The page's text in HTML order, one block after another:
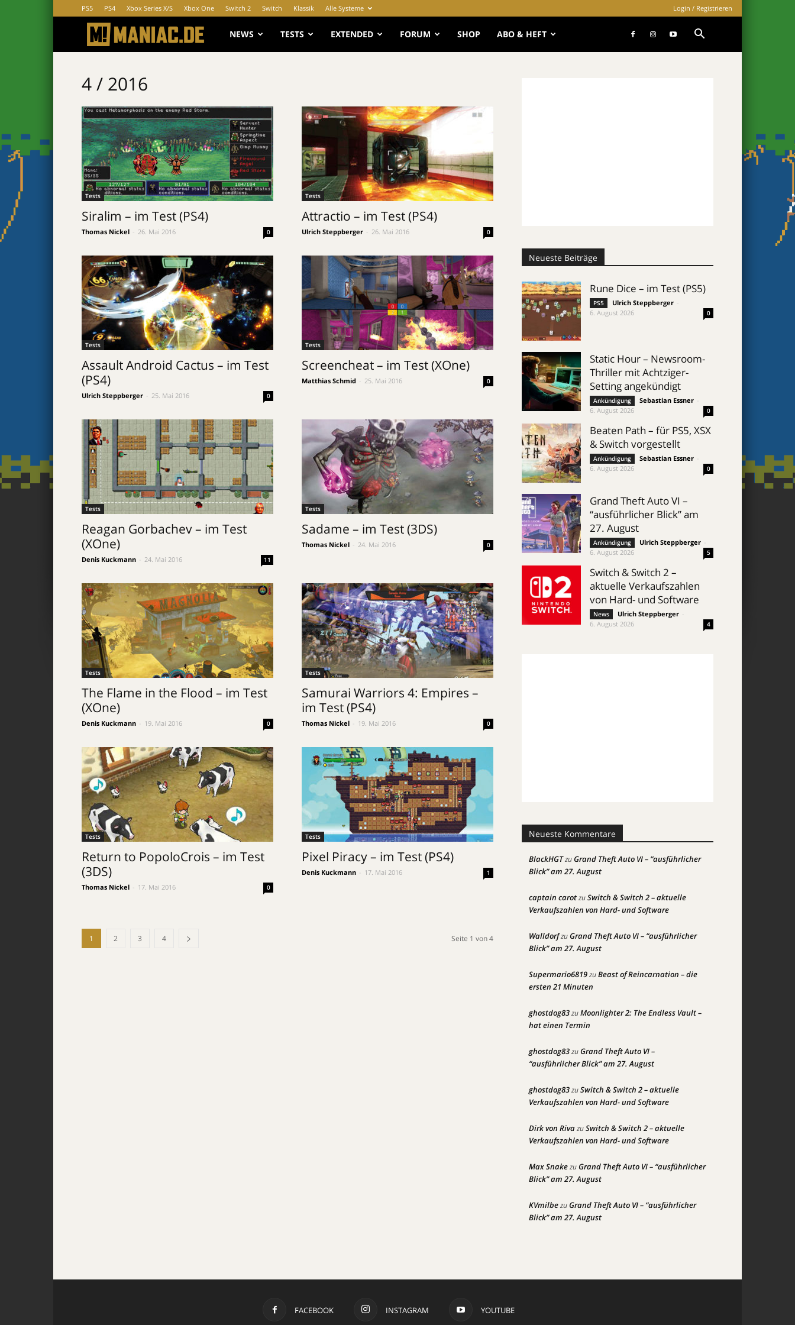
PS5 PS4 Xbox Series X/S Xbox One Switch 2 Switch Klassik Alle Systeme Login / Registrieren
MANIAC.de
NEWS TESTS EXTENDED FORUM SHOP ABO & HEFT
4 / 2016
Tests
Siralim – im Test (PS4)
Thomas Nickel 26. Mai 2016 0
Tests
Attractio – im Test (PS4)
Ulrich Steppberger 26. Mai 2016 0
Tests
Assault Android Cactus – im Test
(PS4)
Ulrich Steppberger 25. Mai 2016 0
Tests
Screencheat – im Test (XOne)
Matthias Schmid 25. Mai 2016 0
Tests
Reagan Gorbachev – im Test
(XOne)
Denis Kuckmann 24. Mai 2016 11
Tests
Sadame – im Test (3DS)
Thomas Nickel 24. Mai 2016 0
Tests
The Flame in the Flood – im Test
(XOne)
Denis Kuckmann 19. Mai 2016 0
Tests
Samurai Warriors 4: Empires –
im Test (PS4)
Thomas Nickel 19. Mai 2016 0
Tests
Return to PopoloCrois – im Test
(3DS)
Thomas Nickel 17. Mai 2016 0
Tests
Pixel Piracy – im Test (PS4)
Denis Kuckmann 17. Mai 2016 1
1 2 3 4 Seite 1 von 4
Neueste Beiträge
Rune Dice – im Test (PS5)
PS5 Ulrich Steppberger
6. August 2026
0
Static Hour – Newsroom-
Thriller mit Achtziger-
Setting angekündigt
Ankündigung Sebastian Essner
6. August 2026
0
Beaten Path – für PS5, XSX
& Switch vorgestellt
Ankündigung Sebastian Essner
6. August 2026
0
Grand Theft Auto VI –
“ausführlicher Blick” am
27. August
Ankündigung Ulrich Steppberger
6. August 2026
5
Switch & Switch 2 –
aktuelle Verkaufszahlen
von Hard- und Software
News Ulrich Steppberger
6. August 2026
4
Neueste Kommentare
BlackHGTzuGrand Theft Auto VI – “ausführlicher
Blick” am 27. August
captain carotzuSwitch & Switch 2 – aktuelle
Verkaufszahlen von Hard- und Software
WalldorfzuGrand Theft Auto VI – “ausführlicher
Blick” am 27. August
Supermario6819zuBeast of Reincarnation – die
ersten 21 Minuten
ghostdog83zuMoonlighter 2: The Endless Vault –
hat einen Termin
ghostdog83zuGrand Theft Auto VI –
“ausführlicher Blick” am 27. August
ghostdog83zuSwitch & Switch 2 – aktuelle
Verkaufszahlen von Hard- und Software
Dirk von RivazuSwitch & Switch 2 – aktuelle
Verkaufszahlen von Hard- und Software
Max SnakezuGrand Theft Auto VI – “ausführlicher
Blick” am 27. August
KVmilbezuGrand Theft Auto VI – “ausführlicher
Blick” am 27. August
FACEBOOK INSTAGRAM YOUTUBE